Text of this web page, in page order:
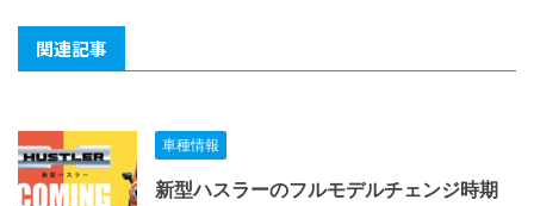
関連記事
車種情報
新型ハスラーのフルモデルチェンジ時期